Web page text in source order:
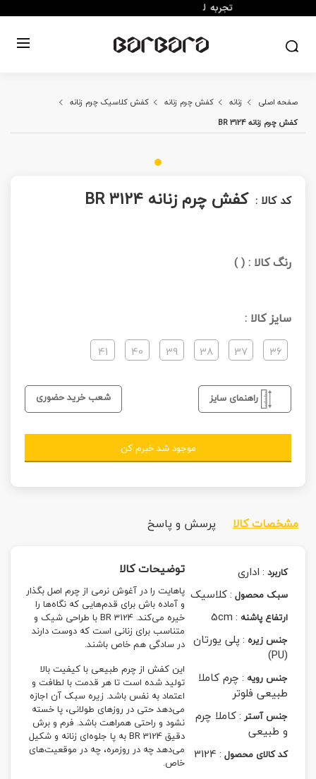
صفحه اصلی زنانه کفش چرم زنانه
کفش کلاسیک چرم زنانه
کفش چرم زنانه BR 3124
کد کالا : کفش چرم زنانه BR 3124
رنگ کالا :(
)
سایز کالا :
36
37
38
39
40
41
راهنمای سایز شعب خرید حضوری
موجود شد خبرم کن
مشخصات کالا پرسش و پاسخ
کاربرد :اداری
سبک محصول :کلاسیک
ارتفاع پاشنه :
5cm
جنس زیره :پلی یورتان
(PU)
جنس رویه :چرم کاملا
طبیعی فلوتر
جنس آستر :کاملا چرم
و طبیعی
کد کالای محصول :
3124
توضیحات کالا
پاهایت را در آغوش نرمی از چرم اصل بگذار
و آماده باش برای قدم‌هایی که نگاه‌ها را
خیره می‌کند. BR 3124 با طراحی شیک و
متناسب برای زنانی است که دوست دارند
در سادگی هم خاص باشند.
این کفش از چرم طبیعی با کیفیت بالا
تولید شده است تا هر قدمت با لطافت و
اعتماد به نفس باشد. زیره سبک آن اجازه
می‌دهد حتی در روزهای طولانی، پا خسته
نشود و راحتی همراهت باشد.‌ فرم و برش
دقیق BR 3124 به پا جلوه‌ای زنانه و شکیل
می‌دهد چه در روزمره، چه در موقعیت‌های
خاص.